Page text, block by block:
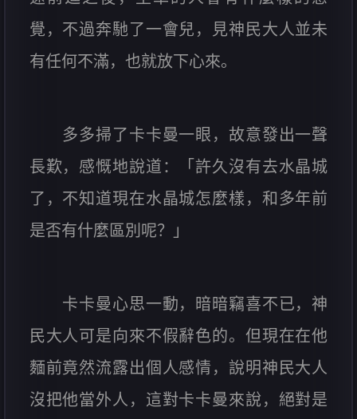
覺，不過奔馳了一會兒，見神民大人並未
有任何不滿，也就放下心來。
多多掃了卡卡曼一眼，故意發出一聲
長歎，感慨地說道：「許久沒有去水晶城
了，不知道現在水晶城怎麼樣，和多年前
是否有什麼區別呢？」
卡卡曼心思一動，暗暗竊喜不已，神
民大人可是向來不假辭色的。但現在在他
麵前竟然流露出個人感情，說明神民大人
沒把他當外人，這對卡卡曼來說，絕對是